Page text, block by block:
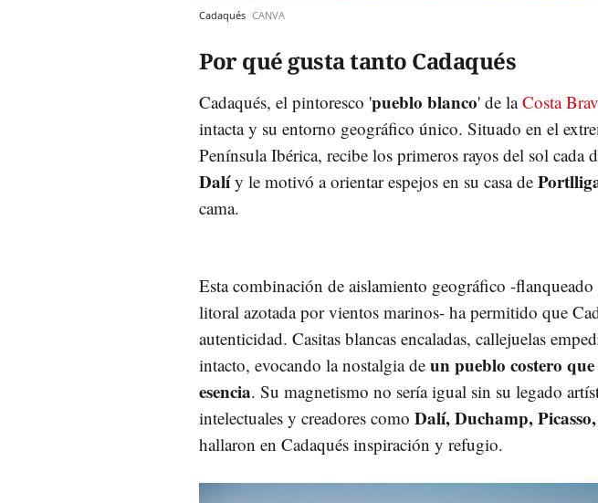
Cadaqués CANVA
Por qué gusta tanto Cadaqués
Cadaqués, el pintoresco 'pueblo blanco' de laCosta
intacta y su entorno geográfico único. Situado en el
Península Ibérica, recibe los primeros rayos del sol cada
Dalíy le motivó a orientar espejos en su casa de
cama.
Esta combinación de aislamiento geográfico -
litoral azotada por vientos marinos- ha permitido que
autenticidad. Casitas blancas encaladas, callejuelas
intacto, evocando la nostalgia de un pueblo costero que
esencia. Su magnetismo no sería igual sin su legado
intelectuales y creadores como Dalí, Duchamp,
hallaron en Cadaqués inspiración y refugio.